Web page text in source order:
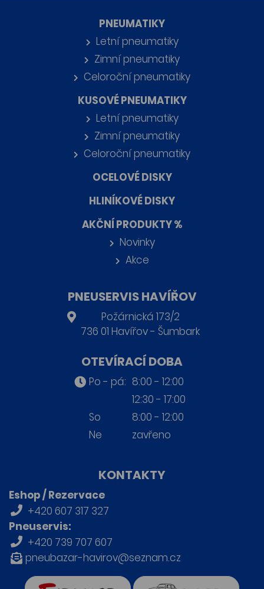
PNEUMATIKY
Letní pneumatiky
Zimní pneumatiky
Celoroční pneumatiky
KUSOVÉ PNEUMATIKY
Letní pneumatiky
Zimní pneumatiky
Celoroční pneumatiky
OCELOVÉ DISKY
HLINÍKOVÉ DISKY
AKČNÍ PRODUKTY %
Novinky
Akce
PNEUSERVIS HAVÍŘOV
Požárnická 173/2
736 01 Havířov - Šumbark
OTEVÍRACÍ DOBA
Po - pá: 8:00 - 12:00
12:30 - 17:00
So
8:00 - 12:00
Ne
zavřeno
KONTAKTY
Eshop / Rezervace
+420 607 317 327
Pneuservis:
+420 739 707 607
pneubazar-havirov@seznam.cz
Retro auta Havířov